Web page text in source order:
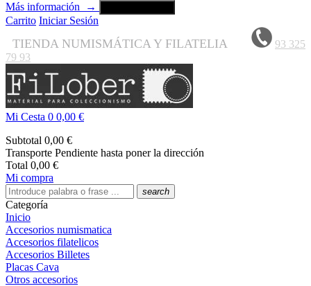
Más información
→
Carrito Iniciar Sesión
TIENDA NUMISMÁTICA Y FILATELIA
93 325
79 93
Mi Cesta 0 0,00 €
Subtotal 0,00 €
Transporte Pendiente hasta poner la dirección
Total 0,00 €
Mi compra
search
Categoría
Inicio
Accesorios numismatica
Accesorios filatelicos
Accesorios Billetes
Placas Cava
Otros accesorios